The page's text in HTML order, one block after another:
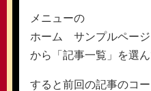
メニューの
ホーム サンプルペー
から「記事一覧」を選ん
すると前回の記事のコ